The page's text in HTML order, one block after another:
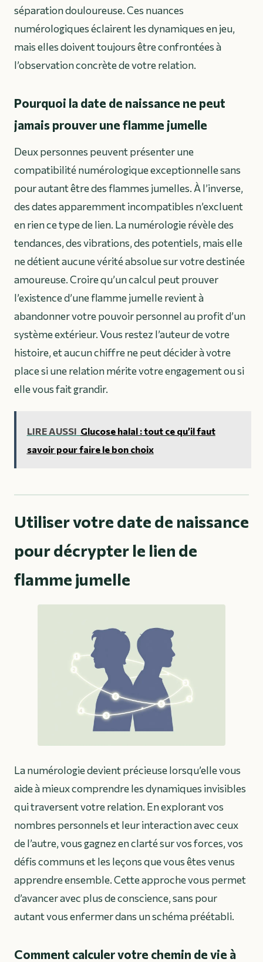
séparation douloureuse. Ces nuances
numérologiques éclairent les dynamiques en jeu,
mais elles doivent toujours être confrontées à
l’observation concrète de votre relation.
Pourquoi la date de naissance ne peut
jamais prouver une flamme jumelle
Deux personnes peuvent présenter une
compatibilité numérologique exceptionnelle sans
pour autant être des flammes jumelles. À l’inverse,
des dates apparemment incompatibles n’excluent
en rien ce type de lien. La numérologie révèle des
tendances, des vibrations, des potentiels, mais elle
ne détient aucune vérité absolue sur votre destinée
amoureuse. Croire qu’un calcul peut prouver
l’existence d’une flamme jumelle revient à
abandonner votre pouvoir personnel au profit d’un
système extérieur. Vous restez l’auteur de votre
histoire, et aucun chiffre ne peut décider à votre
place si une relation mérite votre engagement ou si
elle vous fait grandir.
LIRE AUSSI Glucose halal : tout ce qu’il faut
savoir pour faire le bon choix
Utiliser votre date de naissance
pour décrypter le lien de
flamme jumelle
La numérologie devient précieuse lorsqu’elle vous
aide à mieux comprendre les dynamiques invisibles
qui traversent votre relation. En explorant vos
nombres personnels et leur interaction avec ceux
de l’autre, vous gagnez en clarté sur vos forces, vos
défis communs et les leçons que vous êtes venus
apprendre ensemble. Cette approche vous permet
d’avancer avec plus de conscience, sans pour
autant vous enfermer dans un schéma préétabli.
Comment calculer votre chemin de vie à